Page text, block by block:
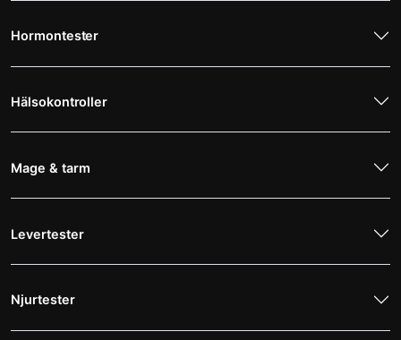
Hormontester
Hälsokontroller
Mage & tarm
Levertester
Njurtester